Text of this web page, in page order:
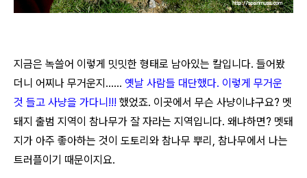
지금은 녹쓸어 이렇게 밋밋한 형태로 남아있는 칼입니다. 들어봤
더니 어찌나 무거운지...... 옛날 사람들 대단했다. 이렇게 무거운
것 들고 사냥을 가다니!!! 했었죠. 이곳에서 무슨 사냥이냐구요? 멧
돼지 출범 지역이 참나무가 잘 자라는 지역입니다. 왜냐하면? 멧돼
지가 아주 좋아하는 것이 도토리와 참나무 뿌리, 참나무에서 나는
트러플이기 때문이지요.